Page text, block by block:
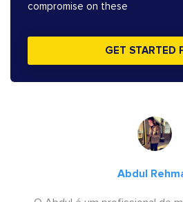
compromise on these
GET STARTED
Abdul